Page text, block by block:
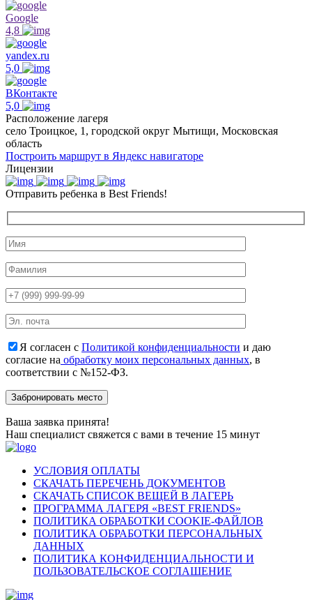
Google
4,8
yandex.ru
5,0
ВКонтакте
5,0
Расположение лагеря
село Троицкое, 1, городской округ Мытищи, Московская
область
Построить маршрут в Яндекс навигаторе
Лицензии
Отправить ребенка в Best Friends!
Я согласен с Политикой конфиденциальности и даю
согласие на обработку моих персональных данных, в
соответствии с №152-ФЗ.
Ваша заявка принята!
Наш специалист свяжется с вами в течение 15 минут
УСЛОВИЯ ОПЛАТЫ
СКАЧАТЬ ПЕРЕЧЕНЬ ДОКУМЕНТОВ
СКАЧАТЬ СПИСОК ВЕЩЕЙ В ЛАГЕРЬ
ПРОГРАММА ЛАГЕРЯ «BEST FRIENDS»
ПОЛИТИКА ОБРАБОТКИ COOKIE-ФАЙЛОВ
ПОЛИТИКА ОБРАБОТКИ ПЕРСОНАЛЬНЫХ
ДАННЫХ
ПОЛИТИКА КОНФИДЕНЦИАЛЬНОСТИ И
ПОЛЬЗОВАТЕЛЬСКОЕ СОГЛАШЕНИЕ